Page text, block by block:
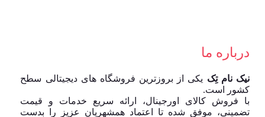
درباره ما
نیک نام تِک یکی از بروزترین فروشگاه های دیجیتالی سطح
کشور است.
با فروش کالای اورجینال، ارائه سریع خدمات و قیمت
تضمینی، موفق شده تا اعتماد همشهریان عزیز را بدست